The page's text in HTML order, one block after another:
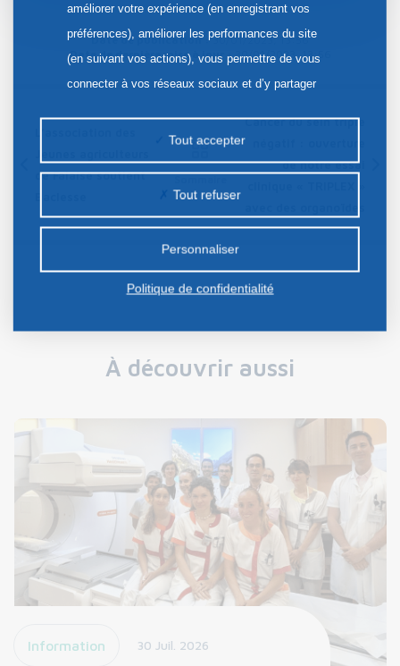
Date de publication :30/01/2023, 13:56
Date de dernière mise à jour :30/01/2023, 13:56
de Falaise soutient
Cancer du sein triple
de notre essai
À découvrir aussi
Information 30 Juil. 2026
améliorer votre expérience (en enregistrant vos
préférences), améliorer les performances du site
(en suivant vos actions), vous permettre de vous
connecter à vos réseaux sociaux et d’y partager
la publicité personnalisée sur notre site ou ceux de
nos partenaires. Certains traceurs non classés
préalable.
Tout accepter
Tout refuser
Personnaliser
Politique de confidentialité